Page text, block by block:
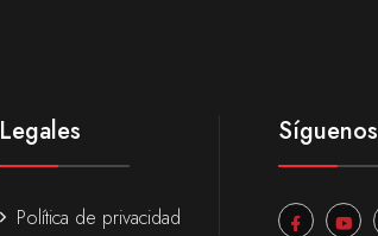
Legales
Política de privacidad
Síguenos